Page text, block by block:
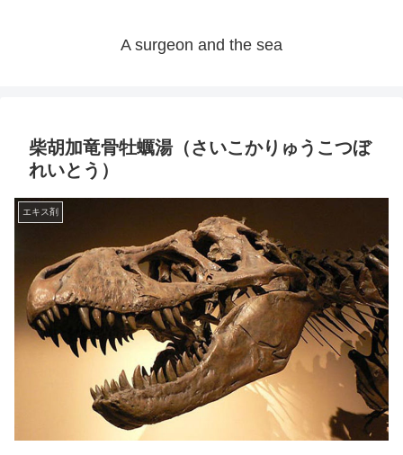
A surgeon and the sea
柴胡加竜骨牡蠣湯（さいこかりゅうこつぼ
れいとう）
エキス剤